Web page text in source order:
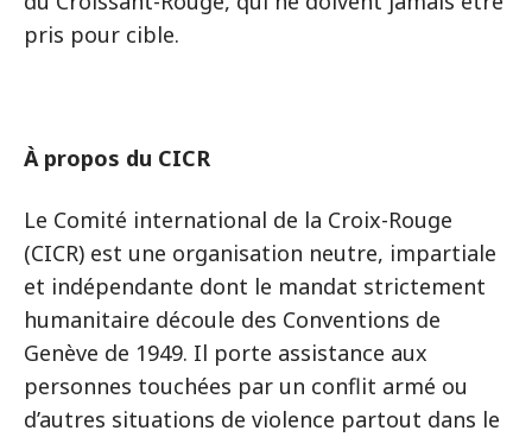
pris pour cible.
À propos du CICR
Le Comité international de la Croix-Rouge
(CICR) est une organisation neutre, impartiale
et indépendante dont le mandat strictement
humanitaire découle des Conventions de
Genève de 1949. Il porte assistance aux
personnes touchées par un conflit armé ou
d’autres situations de violence partout dans le